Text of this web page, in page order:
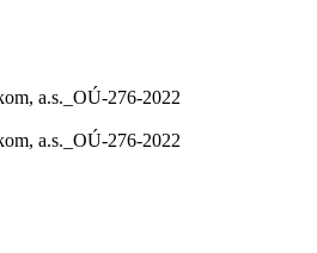
a.s._OÚ-276-2022
a.s._OÚ-276-2022